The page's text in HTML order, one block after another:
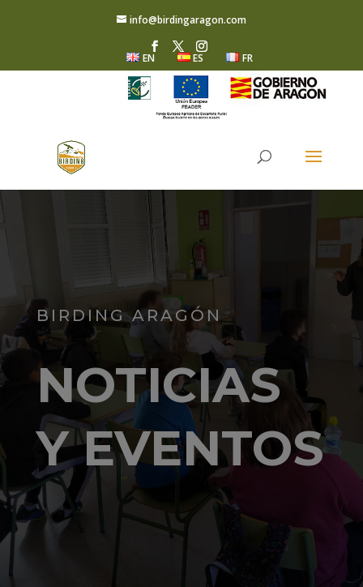
info@birdingaragon.com
EN ES FR
BIRDING ARAGÓN
NOTICIAS
Y EVENTOS